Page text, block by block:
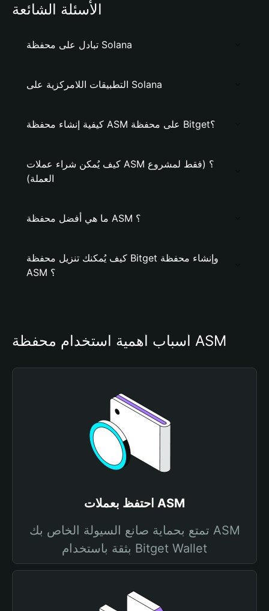
الأسئلة الشائعة
تبادل على محفظة Solana
التطبيقات اللامركزية على Solana
كيفية إنشاء محفظة ASM على محفظة Bitget؟
كيف يُمكن شراء عملات ASM ؟ (فقط لمشروع
العملة)
ما هي أفضل محفظة ASM ؟
كيف يُمكنك تنزيل محفظة Bitget وإنشاء محفظة
ASM ؟
أسباب أهمية استخدام محفظة ASM
احتفظ بعملات ASM
تمتع بحماية صانع السيولة الخاص بك ASM
بثقة باستخدام Bitget Wallet